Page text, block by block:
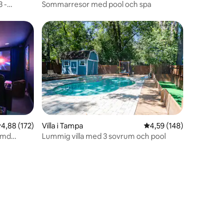
-
Sommarresor med pool och spa
av 5 i genomsnittligt betyg, 172 omdömen
4,88 (172)
Villa i Tampa 4,59 av 5 i
4,59 (148)
Lummig villa med 3 sovrum och pool